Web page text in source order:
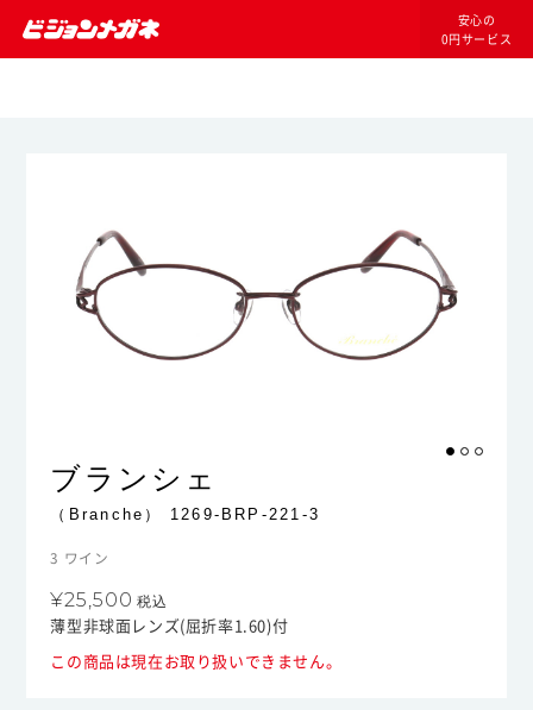
安心の
0円サービス
ブランシェ
（Branche） 1269-BRP-221-3
3 ワイン
¥25,500 税込
薄型非球面レンズ(屈折率1.60)付
この商品は現在お取り扱いできません。